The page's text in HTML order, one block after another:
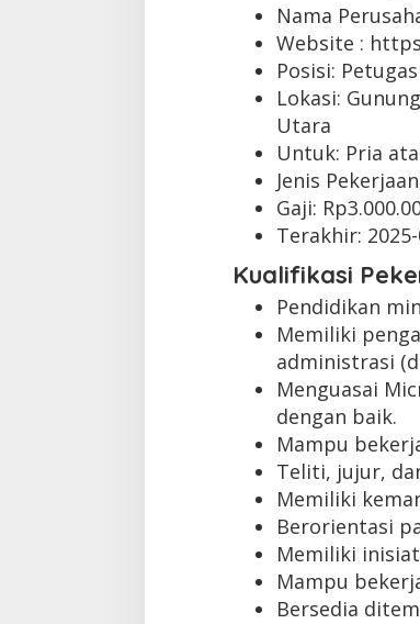
Nama
Website :
Posisi:
Lokasi:
Utara
Untuk: Pria
Jenis
Gaji: Rp
Terakhir:
Kualifikasi
Pendidikan
Memiliki
administrasi
Menguasai
dengan baik.
Mampu
Teliti, jujur,
Memiliki
Berorientasi
Memiliki
Mampu
Bersedia